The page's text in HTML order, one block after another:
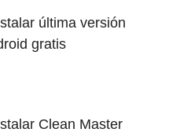
última versión
gratis
Clean Master